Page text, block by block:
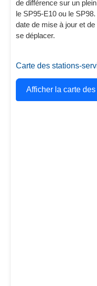
de différence sur un
le SP95-E10 ou le
date de mise à jour et
se déplacer.
Carte des stations-
Afficher la carte